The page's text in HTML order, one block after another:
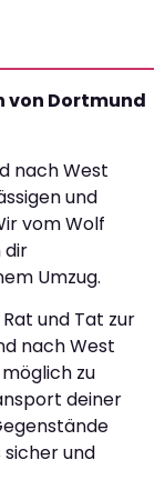
von Dortmund
nach West
und
vom Wolf
dir
Umzug.
und Tat zur
nach West
zu
deiner
und